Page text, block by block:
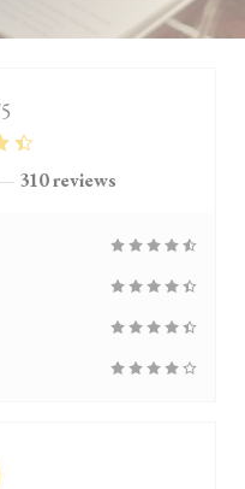
310 reviews